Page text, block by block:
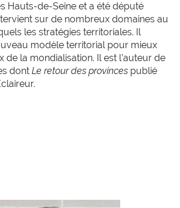
Hauts-de-Seine et a été député
sur de nombreux domaines au
les stratégies territoriales. Il
modèle territorial pour mieux
de la mondialisation. Il est l’auteur de
dont Le retour des provinces publié